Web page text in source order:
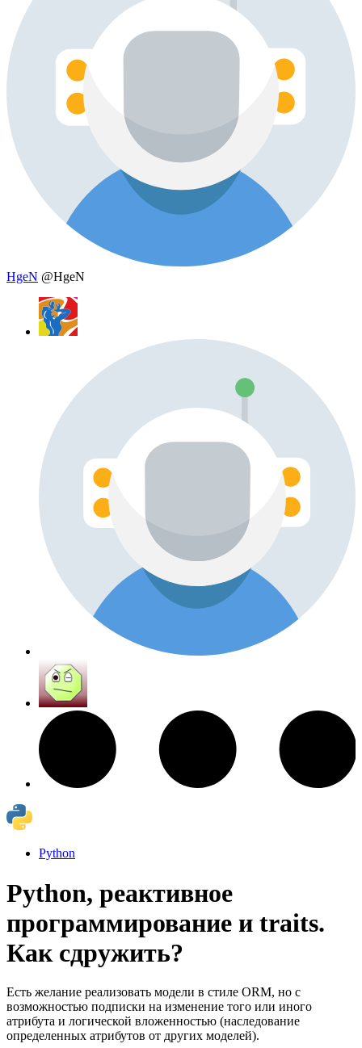
HgeN @HgeN
Python
Python, реактивное
программирование и traits.
Как сдружить?
Есть желание реализовать модели в стиле ORM, но с
возможностью подписки на изменение того или иного
атрибута и логической вложенностью (наследование
определенных атрибутов от других моделей).